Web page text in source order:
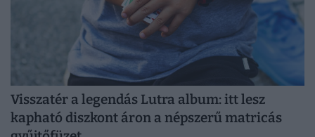
Visszatér a legendás Lutra album: itt lesz
kapható diszkont áron a népszerű matricás